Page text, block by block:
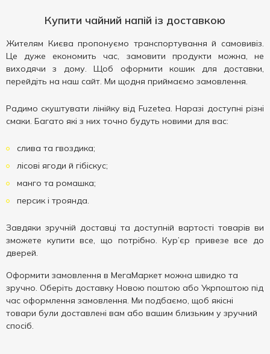
Купити чайний напій із доставкою
Жителям Києва пропонуємо транспортування й самовивіз.
Це дуже економить час, замовити продукти можна, не
виходячи з дому. Щоб оформити кошик для доставки,
перейдіть на наш сайт. Ми щодня приймаємо замовлення.
Радимо скуштувати лінійку від Fuzetea. Наразі доступні різні
смаки. Багато які з них точно будуть новими для вас:
слива та гвоздика;
лісові ягоди й гібіскус;
манго та ромашка;
персик і троянда.
Завдяки зручній доставці та доступній вартості товарів ви
зможете купити все, що потрібно. Кур’єр привезе все до
дверей.
Оформити замовлення в МегаМаркет можна швидко та
зручно. Оберіть доставку Новою поштою або Укрпоштою під
час оформлення замовлення. Ми подбаємо, щоб якісні
товари були доставлені вам або вашим близьким у зручний
спосіб.